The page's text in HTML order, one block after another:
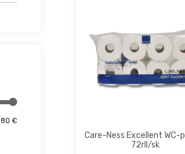
Care-Ness Excellent WC-
72rll/sk
Minimihinta
Maksimihinta
80 €